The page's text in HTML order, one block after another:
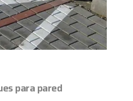
para pared